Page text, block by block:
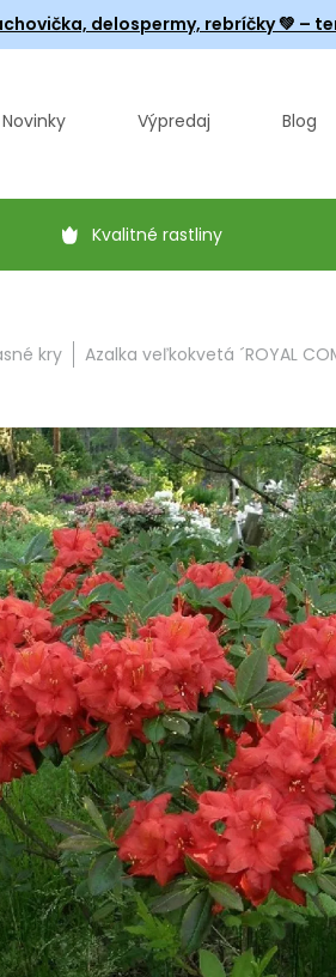
delospermy, rebríčky💚 –
Novinky Výpredaj Blog
Kvalitné rastliny
kry Azalka veľkokvetá ´ROYAL